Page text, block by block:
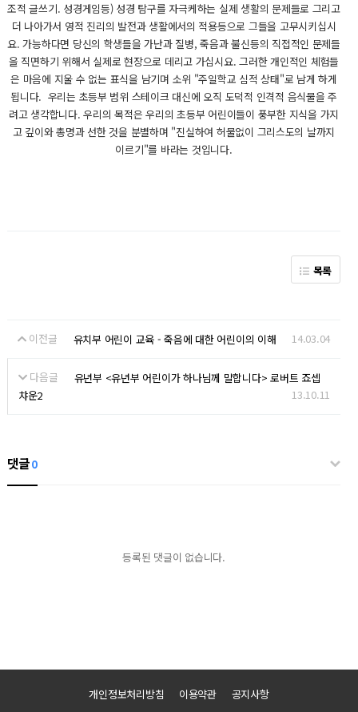
조적 글쓰기. 성경게임등) 성경 탐구를 자극케하는 실제 생활의 문제들로 그리고
더 나아가서 영적 진리의 발전과 생활에서의 적용등으로 그들을 고무시키십시
요. 가능하다면 당신의 학생들을 가난과 질병, 죽음과 불신등의 직접적인 문제들
을 직면하기 위해서 실제로 현장으로 데리고 가십시요. 그러한 개인적인 체험들
은 마음에 지울 수 없는 표식을 남기며 소위 "주일학교 심적 상태"로 남게 하게
됩니다. 우리는 초등부 범위 스테이크 대신에 오직 도덕적 인격적 음식물을 주
려고 생각합니다. 우리의 목적은 우리의 초등부 어린이들이 풍부한 지식을 가지
고 깊이와 총명과 선한 것을 분별하며 "진실하여 허물없이 그리스도의 날까지
이르기"를 바라는 것입니다.
목록
이전글 유치부 어린이 교육 - 죽음에 대한 어린이의 이해 14.03.04
다음글
유년부 <유년부 어린이가 하나님께 말합니다> 로버트 죠셉
챠운2
13.10.11
댓글0
등록된 댓글이 없습니다.
개인정보처리방침 이용약관 공지사항